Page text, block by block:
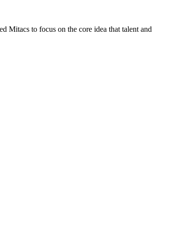
Mitacs to focus on the core idea that talent and